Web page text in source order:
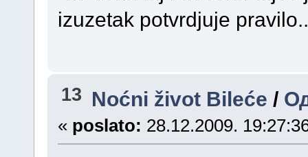
izuzetak potvrdjuje pravilo..
13 Noćni život Bileće /
« poslato: 28.12.2009.